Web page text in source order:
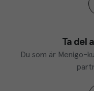
Ta del
Du som är Menigo-